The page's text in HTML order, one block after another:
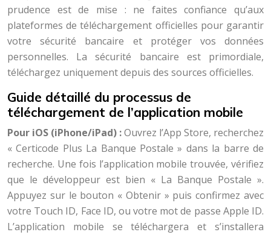
prudence est de mise : ne faites confiance qu’aux
plateformes de téléchargement officielles pour garantir
votre sécurité bancaire et protéger vos données
personnelles. La sécurité bancaire est primordiale,
téléchargez uniquement depuis des sources officielles.
Guide détaillé du processus de
téléchargement de l’application mobile
Pour iOS (iPhone/iPad) :Ouvrez l’App Store, recherchez
« Certicode Plus La Banque Postale » dans la barre de
recherche. Une fois l’application mobile trouvée, vérifiez
que le développeur est bien « La Banque Postale ».
Appuyez sur le bouton « Obtenir » puis confirmez avec
votre Touch ID, Face ID, ou votre mot de passe Apple ID.
L’application mobile se téléchargera et s’installera